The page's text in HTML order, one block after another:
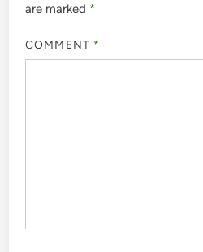
are marked *
COMMENT *